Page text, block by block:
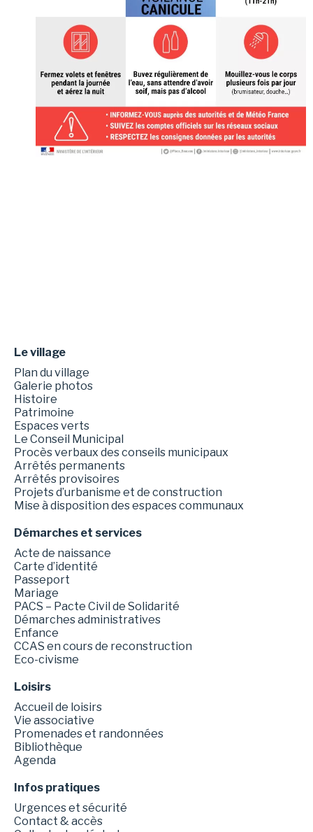
Le village
Plan du village
Galerie photos
Histoire
Patrimoine
Espaces verts
Le Conseil Municipal
Procès verbaux des conseils municipaux
Arrêtés permanents
Arrêtés provisoires
Projets d’urbanisme et de construction
Mise à disposition des espaces communaux
Démarches et services
Acte de naissance
Carte d’identité
Passeport
Mariage
PACS – Pacte Civil de Solidarité
Démarches administratives
Enfance
CCAS en cours de reconstruction
Eco-civisme
Loisirs
Accueil de loisirs
Vie associative
Promenades et randonnées
Bibliothèque
Agenda
Infos pratiques
Urgences et sécurité
Contact & accès